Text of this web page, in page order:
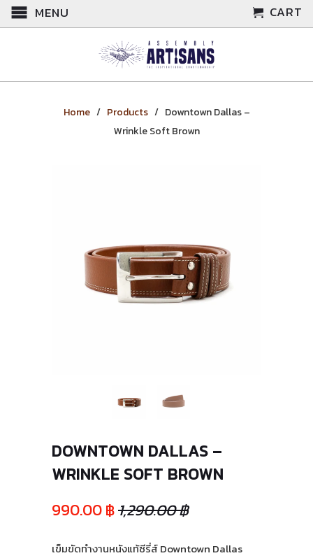
MENU CART
Home/ Products / Downtown Dallas –
Wrinkle Soft Brown
DOWNTOWN DALLAS –
WRINKLE SOFT BROWN
990.00 ฿1,290.00 ฿
เข็มขัดทำงานหนังแท้ซีรี่ส์ Downtown Dallas